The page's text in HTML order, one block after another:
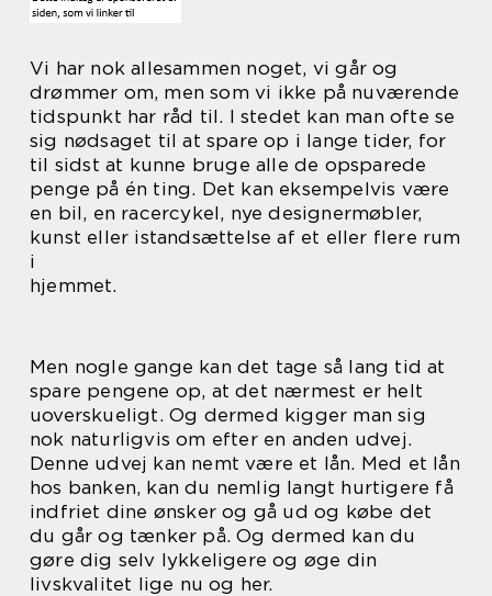
Vi har nok allesammen noget, vi går og
drømmer om, men som vi ikke på nuværende
tidspunkt har råd til. I stedet kan man ofte se
sig nødsaget til at spare op i lange tider, for
til sidst at kunne bruge alle de opsparede
penge på én ting. Det kan eksempelvis være
en bil, en racercykel, nye designermøbler,
kunst eller istandsættelse af et eller flere rum
i
hjemmet.
Men nogle gange kan det tage så lang tid at
spare pengene op, at det nærmest er helt
uoverskueligt. Og dermed kigger man sig
nok naturligvis om efter en anden udvej.
Denne udvej kan nemt være et lån. Med et lån
hos banken, kan du nemlig langt hurtigere få
indfriet dine ønsker og gå ud og købe det
du går og tænker på. Og dermed kan du
gøre dig selv lykkeligere og øge din
livskvalitet lige nu og her.